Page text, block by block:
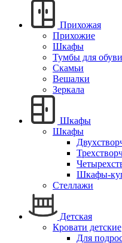
Прихожая
Прихожие
Шкафы
Тумбы для обуви
Скамьи
Вешалки
Зеркала
Шкафы
Шкафы
Шкафы-
Стеллажи
Детская
Кровати детские
Для